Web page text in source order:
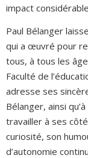
impact
Paul Bélanger
qui a œuvré pour
tous, à tous les
Faculté de
adresse ses
Bélanger, ainsi
travailler à ses
curiosité, son
d’autonomie